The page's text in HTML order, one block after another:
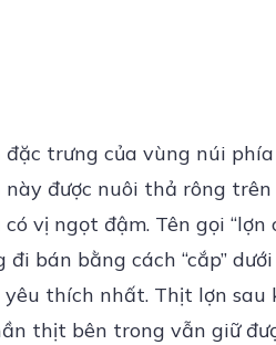
trưng của vùng núi
được nuôi thả rông trên
vị ngọt đậm. Tên gọi
bán bằng cách “cắp”
thích nhất. Thịt lợn sau
thịt bên trong vẫn giữ